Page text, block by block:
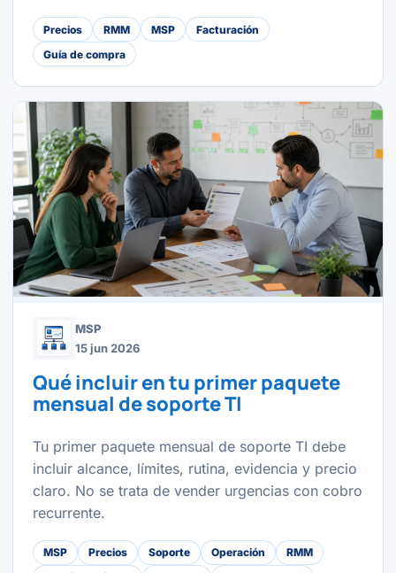
Precios RMM MSP
Facturación
Guía de compra
MSP
15 jun 2026
Qué incluir en tu primer paquete
mensual de soporte TI
Tu primer paquete mensual de soporte TI debe
incluir alcance, límites, rutina, evidencia y precio
claro. No se trata de vender urgencias con cobro
recurrente.
MSP Precios Soporte Operación
RMM